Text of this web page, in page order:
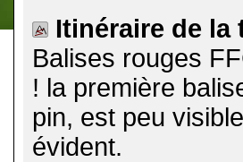
Itinéraire de la
Balises rouges
! la première
pin, est peu
évident.